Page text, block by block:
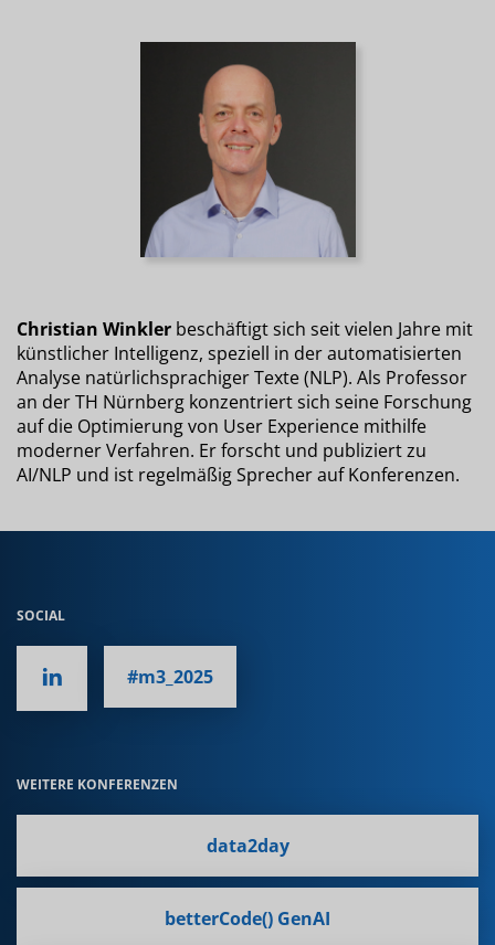
Christian Winkler beschäftigt sich seit vielen Jahre mit
künstlicher Intelligenz, speziell in der automatisierten
Analyse natürlichsprachiger Texte (NLP). Als Professor
an der TH Nürnberg konzentriert sich seine Forschung
auf die Optimierung von User Experience mithilfe
moderner Verfahren. Er forscht und publiziert zu
AI/NLP und ist regelmäßig Sprecher auf Konferenzen.
SOCIAL
#m3_2025
WEITERE KONFERENZEN
data2day
betterCode() GenAI